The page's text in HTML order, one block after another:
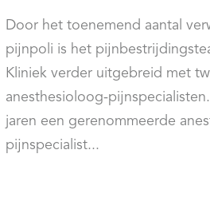
Door het toenemend aantal
pijnpoli is het
Kliniek verder uitgebreid met
anesthesioloog-pijnspecialisten.
jaren een gerenommeerde
pijnspecialist...